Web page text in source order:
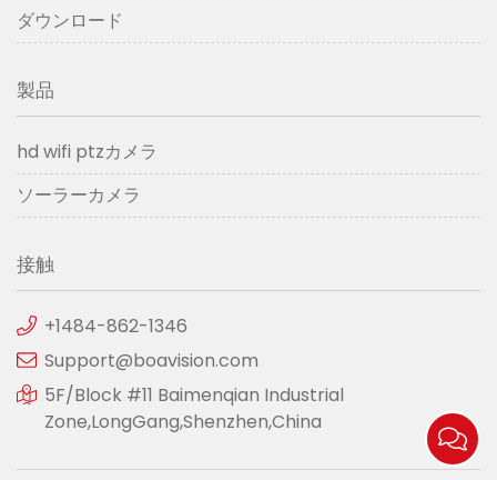
ダウンロード
製品
hd wifi ptzカメラ
ソーラーカメラ
接触
+1484-862-1346
Support@boavision.com
5F/Block #11 Baimenqian Industrial
Zone,LongGang,Shenzhen,China